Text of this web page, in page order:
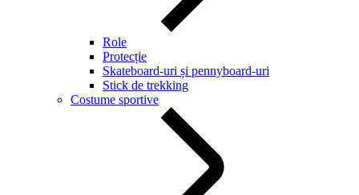
Role
Protecție
Skateboard-uri și pennyboard-uri
Stick de trekking
Costume sportive